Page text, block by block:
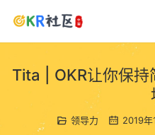
Tita | OKR让你保持
领导力 2019